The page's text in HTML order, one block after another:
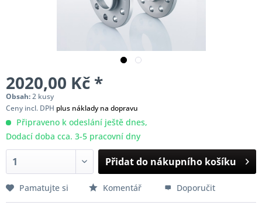
2020,00 Kč *
Obsah:2 kusy
Ceny incl. DPH plus náklady na dopravu
Připraveno k odeslání ještě dnes,
Dodací doba cca. 3-5 pracovní dny
Přidat do nákupního košíku
Pamatujte si Komentář Doporučit